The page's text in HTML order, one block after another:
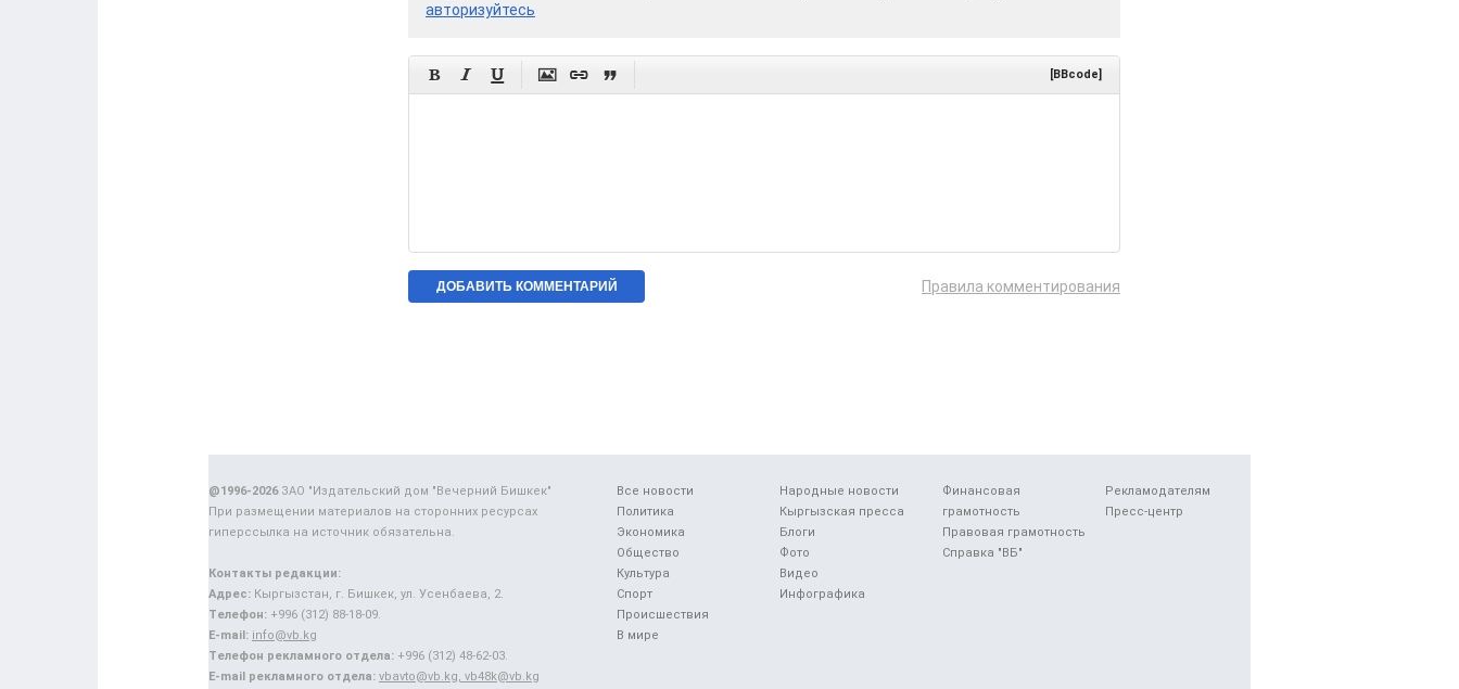
авторизуйтесь
      [BBcode]
Правила комментирования
Все новости
Политика
Экономика
Общество
Культура
Спорт
Происшествия
В мире
Народные новости
Кыргызская пресса
Блоги
Фото
Видео
Инфографика
Финансовая
грамотность
Правовая грамотность
Справка "ВБ"
Рекламодателям
Пресс-центр
@1996-2026ЗАО "Издательский дом "Вечерний Бишкек"
При размещении материалов на сторонних ресурсах
гиперссылка на источник обязательна.
Контакты редакции:
Адрес: Кыргызстан, г. Бишкек, ул. Усенбаева, 2.
Телефон: +996 (312) 88-18-09.
E-mail: info@vb.kg
Телефон рекламного отдела: +996 (312) 48-62-03.
E-mail рекламного отдела: vbavto@vb.kg, vb48k@vb.kg